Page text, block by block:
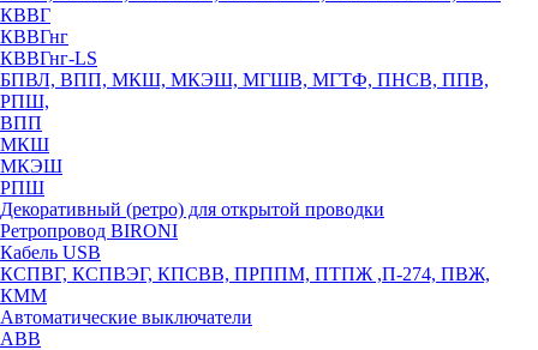
КВВГ
КВВГнг
КВВГнг-LS
БПВЛ, ВПП, МКШ, МКЭШ, МГШВ, МГТФ, ПНСВ, ППВ,
РПШ,
ВПП
МКШ
МКЭШ
РПШ
Декоративный (ретро) для открытой проводки
Ретропровод BIRONI
Кабель USB
КСПВГ, КСПВЭГ, КПСВВ, ПРППМ, ПТПЖ ,П-274, ПВЖ,
КММ
Автоматические выключатели
ABB